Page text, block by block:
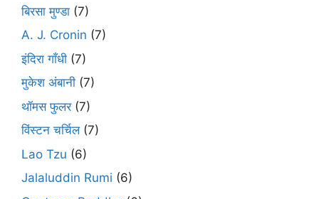
बिरसा मुण्डा (7)
A. J. Cronin (7)
इंदिरा गाँधी (7)
मुकेश अंबानी (7)
थॉमस फुलर(7)
विंस्टन चर्चिल(7)
Lao Tzu (6)
Jalaluddin Rumi (6)